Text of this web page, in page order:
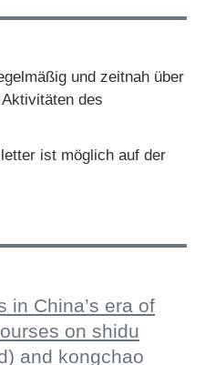
und zeitnah über
des
ist möglich auf der
in China’s era of
on shidu
and kongchao